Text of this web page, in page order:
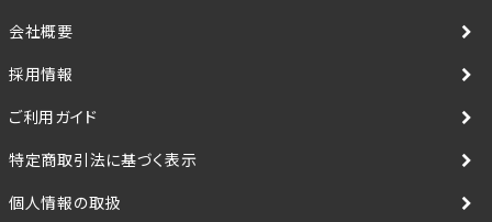
会社概要
採用情報
ご利用ガイド
特定商取引法に基づく表示
個人情報の取扱